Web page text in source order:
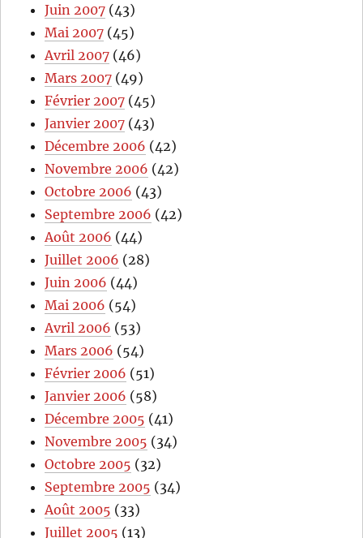
Juin 2007 (43)
Mai 2007 (45)
Avril 2007 (46)
Mars 2007 (49)
Février 2007 (45)
Janvier 2007 (43)
Décembre 2006 (42)
Novembre 2006 (42)
Octobre 2006 (43)
Septembre 2006 (42)
Août 2006 (44)
Juillet 2006 (28)
Juin 2006 (44)
Mai 2006 (54)
Avril 2006 (53)
Mars 2006 (54)
Février 2006 (51)
Janvier 2006 (58)
Décembre 2005 (41)
Novembre 2005 (34)
Octobre 2005 (32)
Septembre 2005 (34)
Août 2005 (33)
Juillet 2005 (13)